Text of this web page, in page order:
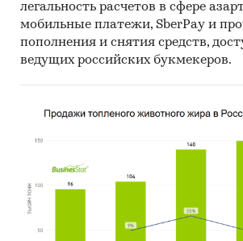
отрицательное и составляло 2,6
- Главными игроками среди
производителей являются ООО
УРАЛ`, АО `ЗАЛЕСЬЕ`, ООО
ТКАНИ`.
- Лидером по импортным
- В импорте наибольшую долю
сегмент low-priced с долей
поставки сегмента из стран:
Испания. Сегмент high-priced
долей в 19% преимущественно
легальность расчетов в сфере
мобильные платежи, SberPay и
пополнения и снятия средств,
ведущих российских букмекеров.